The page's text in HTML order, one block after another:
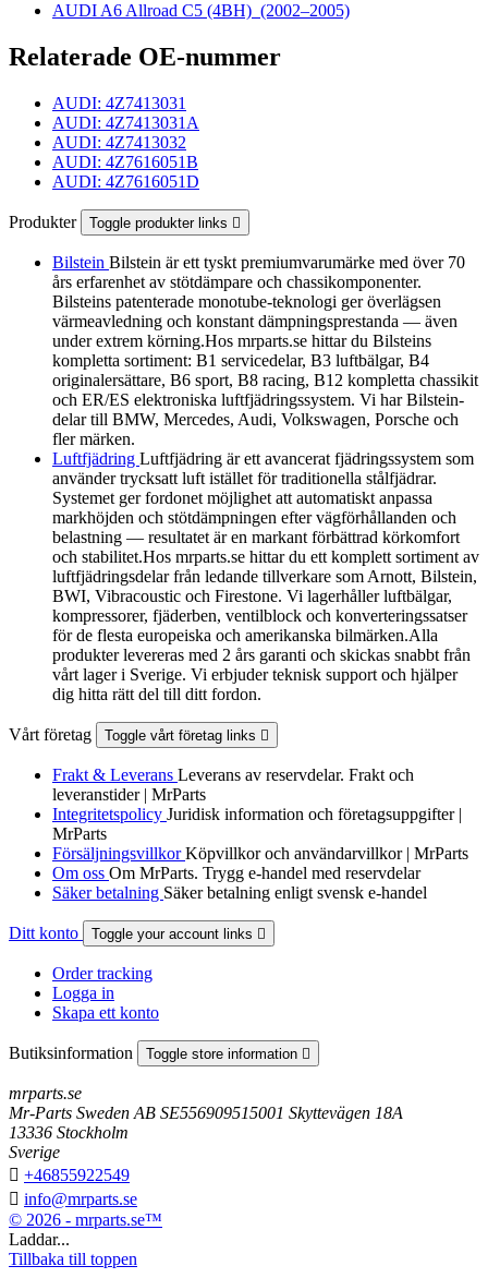
AUDI A6 Allroad C5 (4BH) (2002–2005)
Relaterade OE-nummer
AUDI: 4Z7413031
AUDI: 4Z7413031A
AUDI: 4Z7413032
AUDI: 4Z7616051B
AUDI: 4Z7616051D
Produkter Toggle produkter links 
Bilstein Bilstein är ett tyskt premiumvarumärke med över 70
års erfarenhet av stötdämpare och chassikomponenter.
Bilsteins patenterade monotube-teknologi ger överlägsen
värmeavledning och konstant dämpningsprestanda — även
under extrem körning.Hos mrparts.se hittar du Bilsteins
kompletta sortiment: B1 servicedelar, B3 luftbälgar, B4
originalersättare, B6 sport, B8 racing, B12 kompletta chassikit
och ER/ES elektroniska luftfjädringssystem. Vi har Bilstein-
delar till BMW, Mercedes, Audi, Volkswagen, Porsche och
fler märken.
Luftfjädring Luftfjädring är ett avancerat fjädringssystem som
använder trycksatt luft istället för traditionella stålfjädrar.
Systemet ger fordonet möjlighet att automatiskt anpassa
markhöjden och stötdämpningen efter vägförhållanden och
belastning — resultatet är en markant förbättrad körkomfort
och stabilitet.Hos mrparts.se hittar du ett komplett sortiment av
luftfjädringsdelar från ledande tillverkare som Arnott, Bilstein,
BWI, Vibracoustic och Firestone. Vi lagerhåller luftbälgar,
kompressorer, fjäderben, ventilblock och konverteringssatser
för de flesta europeiska och amerikanska bilmärken.Alla
produkter levereras med 2 års garanti och skickas snabbt från
vårt lager i Sverige. Vi erbjuder teknisk support och hjälper
dig hitta rätt del till ditt fordon.
Vårt företag Toggle vårt företag links 
Frakt & Leverans Leverans av reservdelar. Frakt och
leveranstider | MrParts
Integritetspolicy Juridisk information och företagsuppgifter |
MrParts
FörsäljningsvillkorKöpvillkor och användarvillkor | MrParts
Om oss Om MrParts. Trygg e-handel med reservdelar
Säker betalning Säker betalning enligt svensk e-handel
Ditt konto Toggle your account links 
Order tracking
Logga in
Skapa ett konto
Butiksinformation Toggle store information 
mrparts.se
Mr-Parts Sweden AB SE556909515001 Skyttevägen 18A
13336 Stockholm
Sverige
 +46855922549
 info@mrparts.se
© 2026 - mrparts.se™
Laddar...
Tillbaka till toppen